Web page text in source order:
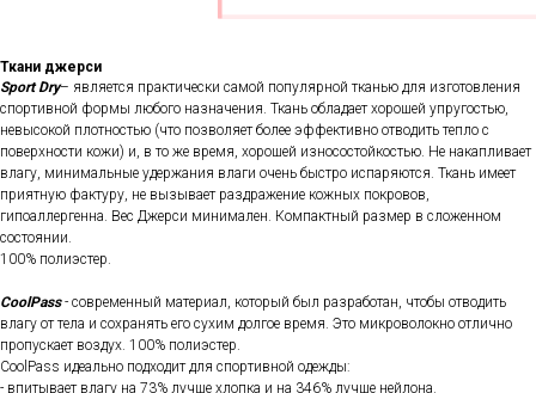
Ткани джерси
Sport Dry– является практически самой популярной тканью для изготовления
спортивной формы любого назначения. Ткань обладает хорошей упругостью,
невысокой плотностью (что позволяет более эффективно отводить тепло с
поверхности кожи) и, в то же время, хорошей износостойкостью. Не накапливает
влагу, минимальные удержания влаги очень быстро испаряются. Ткань имеет
приятную фактуру, не вызывает раздражение кожных покровов,
гипоаллергенна. Вес Джерси минимален. Компактный размер в сложенном
состоянии.
100% полиэстер.
CoolPass- современный материал, который был разработан, чтобы отводить
влагу от тела и сохранять его сухим долгое время. Это микроволокно отлично
пропускает воздух. 100% полиэстер.
CoolPass идеально подходит для спортивной одежды:
- впитывает влагу на 73% лучше хлопка и на 346% лучше нейлона.